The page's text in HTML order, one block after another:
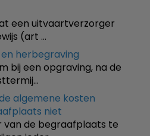
een uitvaartverzorger
(art …
herbegraving
bij een opgraving, na de
algemene kosten
niet
van de begraafplaats te